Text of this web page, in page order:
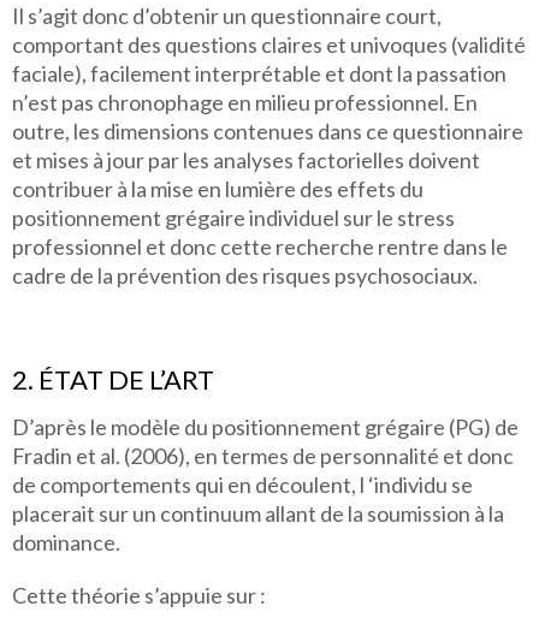
Il s’agit donc d’obtenir un questionnaire court,
comportant des questions claires et univoques (validité
faciale), facilement interprétable et dont la passation
n’est pas chronophage en milieu professionnel. En
outre, les dimensions contenues dans ce questionnaire
et mises à jour par les analyses factorielles doivent
contribuer à la mise en lumière des effets du
positionnement grégaire individuel sur le stress
professionnel et donc cette recherche rentre dans le
cadre de la prévention des risques psychosociaux.
2. ÉTAT DE L’ART
D’après le modèle du positionnement grégaire (PG) de
Fradin et al. (2006), en termes de personnalité et donc
de comportements qui en découlent, l ‘individu se
placerait sur un continuum allant de la soumission à la
dominance.
Cette théorie s’appuie sur :